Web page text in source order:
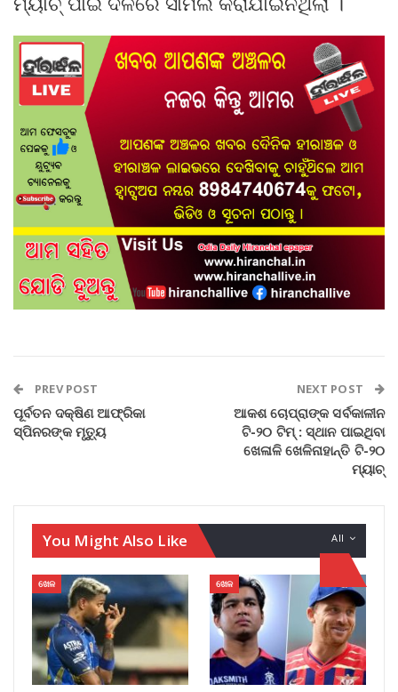
PREV POST
ପୂର୍ବତନ ଦକ୍ଷିଣ ଆଫ୍ରିକା
ସ୍ପିନରଙ୍କ ମୃତ୍ୟୁ
NEXT POST
ଆକଶ ଚୋପ୍ରାଙ୍କ ସର୍ବକାଳୀନ
ଟି-୨୦ ଟିମ୍ : ସ୍ଥାନ ପାଇଥିବା
ଖେଳାଳି ଖେଳିନାହାନ୍ତି ଟି-୨୦
ମ୍ୟାଚ୍‌
All
You Might Also Like
ଖେଳ ଖେଳ